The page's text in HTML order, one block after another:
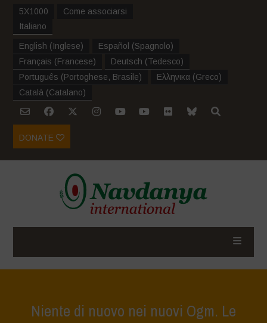
5X1000
Come associarsi
Italiano
English (Inglese) Español (Spagnolo)
Français (Francese) Deutsch (Tedesco)
Português (Portoghese, Brasile) Ελληνικα (Greco)
Català (Catalano)
DONATE
Niente di nuovo nei nuovi Ogm. Le